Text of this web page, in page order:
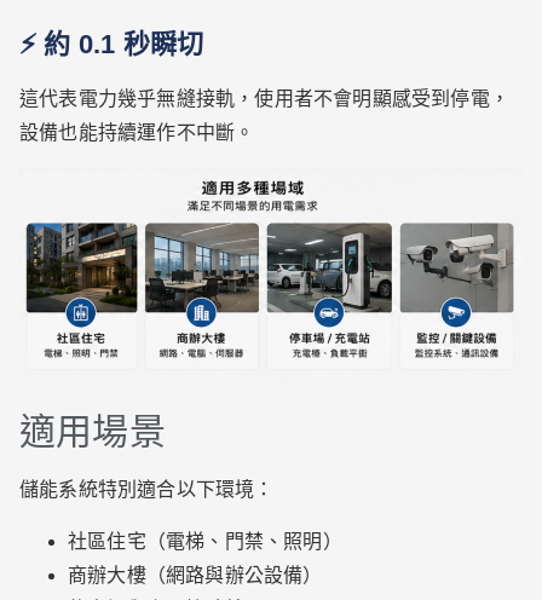
⚡ 約 0.1 秒瞬切
這代表電力幾乎無縫接軌，使用者不會明顯感受到停電，
設備也能持續運作不中斷。
適用場景
儲能系統特別適合以下環境：
社區住宅（電梯、門禁、照明）
商辦大樓（網路與辦公設備）